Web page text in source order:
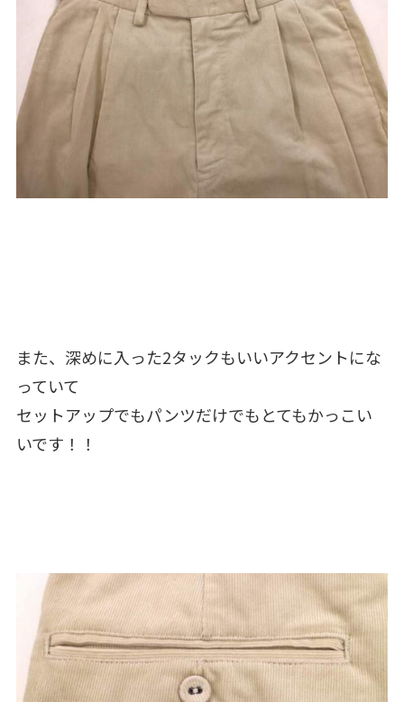
また、深めに入った2タックもいいアクセントにな
っていて
セットアップでもパンツだけでもとてもかっこい
いです！！